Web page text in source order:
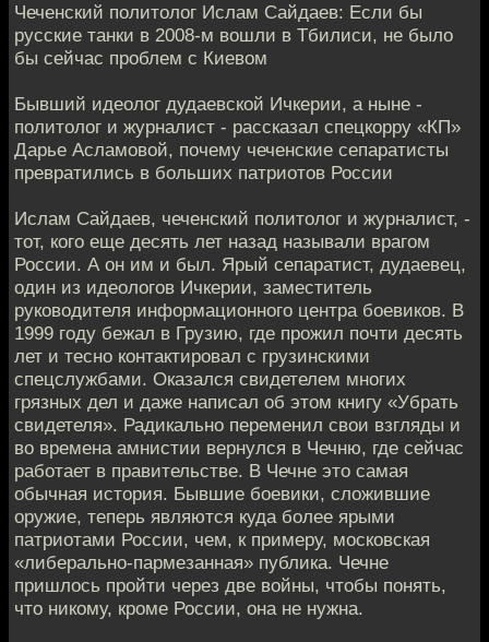
Чеченский политолог Ислам Сайдаев: Если бы
русские танки в 2008-м вошли в Тбилиси, не было
бы сейчас проблем с Киевом
Бывший идеолог дудаевской Ичкерии, а ныне -
политолог и журналист - рассказал спецкорру «КП»
Дарье Асламовой, почему чеченские сепаратисты
превратились в больших патриотов России
Ислам Сайдаев, чеченский политолог и журналист, -
тот, кого еще десять лет назад называли врагом
России. А он им и был. Ярый сепаратист, дудаевец,
один из идеологов Ичкерии, заместитель
руководителя информационного центра боевиков. В
1999 году бежал в Грузию, где прожил почти десять
лет и тесно контактировал с грузинскими
спецслужбами. Оказался свидетелем многих
грязных дел и даже написал об этом книгу «Убрать
свидетеля». Радикально переменил свои взгляды и
во времена амнистии вернулся в Чечню, где сейчас
работает в правительстве. В Чечне это самая
обычная история. Бывшие боевики, сложившие
оружие, теперь являются куда более ярыми
патриотами России, чем, к примеру, московская
«либерально-пармезанная» публика. Чечне
пришлось пройти через две войны, чтобы понять,
что никому, кроме России, она не нужна.